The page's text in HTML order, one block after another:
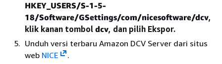
HKEY_USERS/S-1-5-
18/Software/GSettings/com/nicesoftware/dcv,
klik kanan tombol dcv, dan pilih Ekspor.
Unduh versi terbaru Amazon DCV Server dari situs
web NICE
.